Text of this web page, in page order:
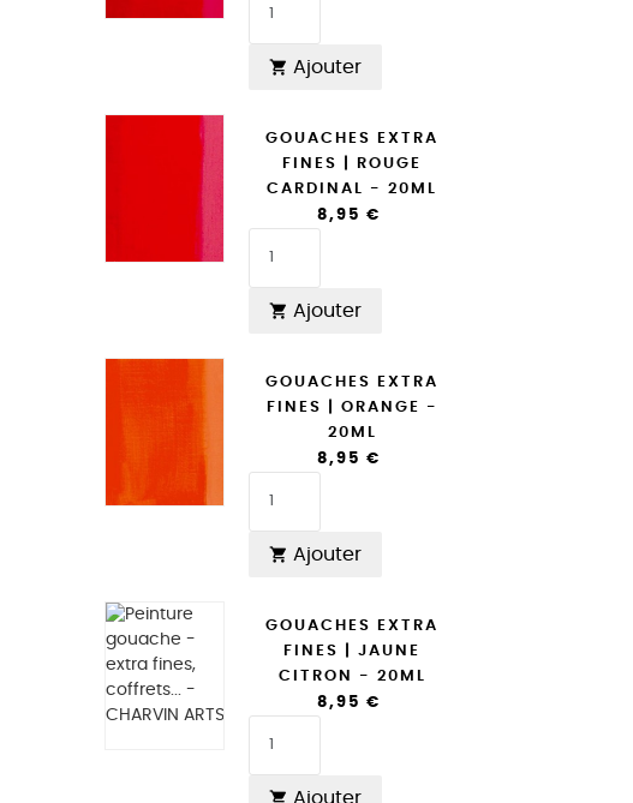
 Ajouter
GOUACHES EXTRA
FINES | ROUGE
CARDINAL - 20ML
8,95 €
 Ajouter
GOUACHES EXTRA
FINES | ORANGE -
20ML
8,95 €
 Ajouter
GOUACHES EXTRA
FINES | JAUNE
CITRON - 20ML
8,95 €
 Ajouter